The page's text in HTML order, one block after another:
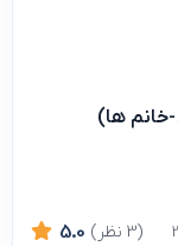
5.0 (3 نظر)